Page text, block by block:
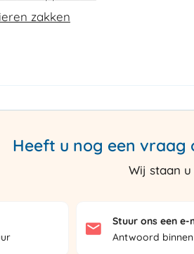
zakken
Heeft u nog een vraag
Wij staan
Stuur ons een e-
Antwoord